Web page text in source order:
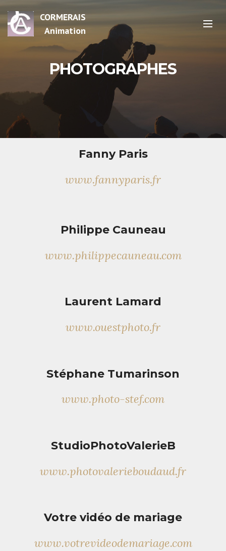
CORMERAIS
Animation
PHOTOGRAPHES
Fanny Paris
www.fannyparis.fr
Philippe Cauneau
www.philippecauneau.com
Laurent Lamard
www.ouestphoto.fr
Stéphane Tumarinson
www.photo-stef.com
StudioPhotoValerieB
www.photovalerieboudaud.fr
Votre vidéo de mariage
www.votrevideodemariage.com